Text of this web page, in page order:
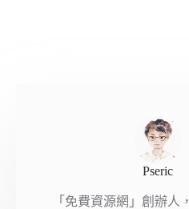
Pseric
「免費資源網」創辦人